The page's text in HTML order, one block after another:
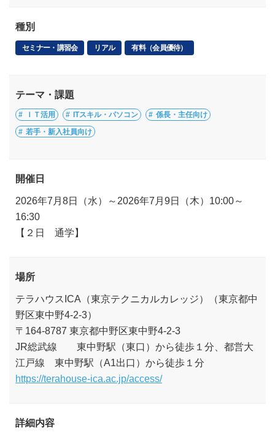
種別
セミナー・講習会 リアル 有料（会員優待）
テーマ・課題
ＩＴ活用 ITスキル・パソコン 係長・主任向け
若手・新入社員向け
開催日
2026年7月8日（水）～2026年7月9日（木）10:00～
16:30
【２日 通学】
場所
テラハウスICA（東京テクニカルカレッジ）（東京都中
野区東中野4-2-3）
〒164-8787 東京都中野区東中野4-2-3
JR総武線 東中野駅（東口）から徒歩１分、都営大
江戸線 東中野駅（A1出口）から徒歩１分
https://terahouse-ica.ac.jp/access/
詳細内容